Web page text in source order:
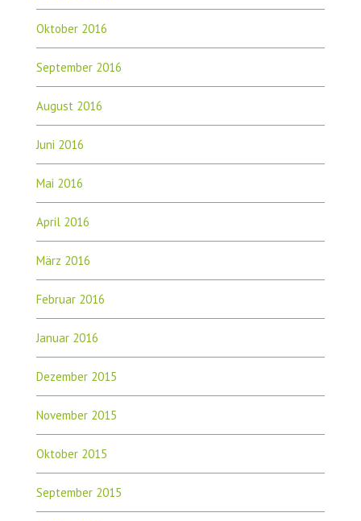
Oktober 2016
September 2016
August 2016
Juni 2016
Mai 2016
April 2016
März 2016
Februar 2016
Januar 2016
Dezember 2015
November 2015
Oktober 2015
September 2015